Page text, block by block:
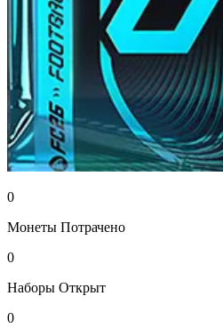
0
Монеты Потрачено
0
Наборы Открыт
0